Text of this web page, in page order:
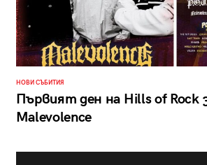
НОВИ СЪБИТИЯ
Първият ден на Hills of Rock
Malevolence